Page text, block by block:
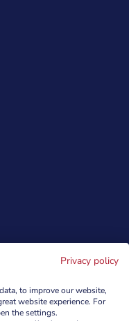
Privacy policy
to improve our website,
website experience. For
the settings.